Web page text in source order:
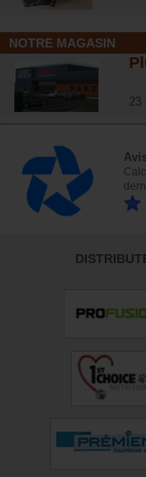
NOTRE MAGASIN
23